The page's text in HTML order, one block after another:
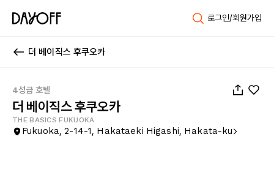
로그인/회원가입
더 베이직스 후쿠오카
4성급 호텔
더 베이직스 후쿠오카
THE BASICS FUKUOKA
Fukuoka, 2-14-1, Hakataeki Higashi, Hakata-ku